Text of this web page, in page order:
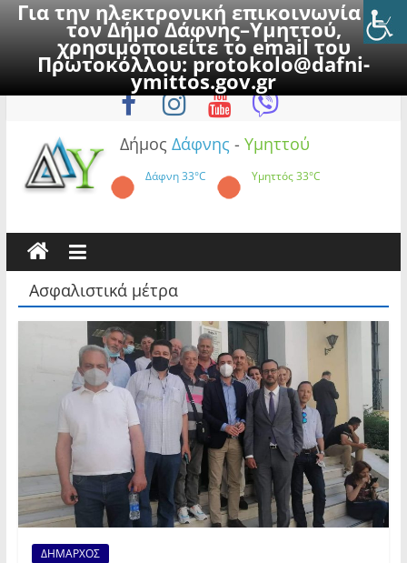
Για την ηλεκτρονική επικοινωνία με
τον Δήμο Δάφνης–Υμηττού,
χρησιμοποιείτε το email του
Πρωτοκόλλου:protokolo@dafni-
ymittos.gov.gr
to
Δευτέρα, 10 Αυγούστου 2026
Δήμος Δάφνης - Υμηττού
Δάφνη33°C Υμηττός33°C
Ασφαλιστικά μέτρα
ΔΗΜΑΡΧΟΣ